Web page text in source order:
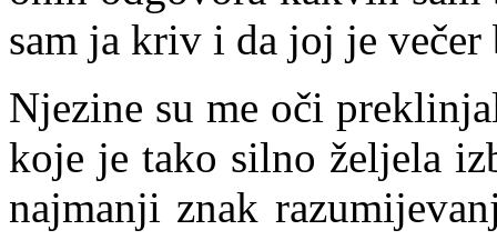
sam ja kriv i da joj je večer
Njezine su me oči
koje je tako silno željela
najmanji znak